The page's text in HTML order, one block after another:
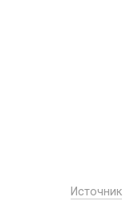
Источник